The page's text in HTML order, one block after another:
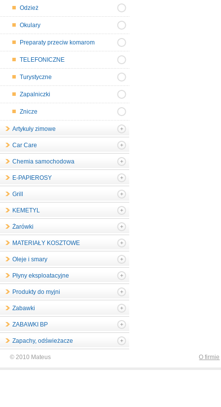
Odzież
Okulary
Preparaty przeciw komarom
TELEFONICZNE
Turystyczne
Zapalniczki
Znicze
Artykuły zimowe
Car Care
Chemia samochodowa
E-PAPIEROSY
Grill
KEMETYL
Żarówki
MATERIAŁY KOSZTOWE
Oleje i smary
Płyny eksploatacyjne
Produkty do myjni
Zabawki
ZABAWKI BP
Zapachy, odświeżacze
© 2010 Mateus O firmie